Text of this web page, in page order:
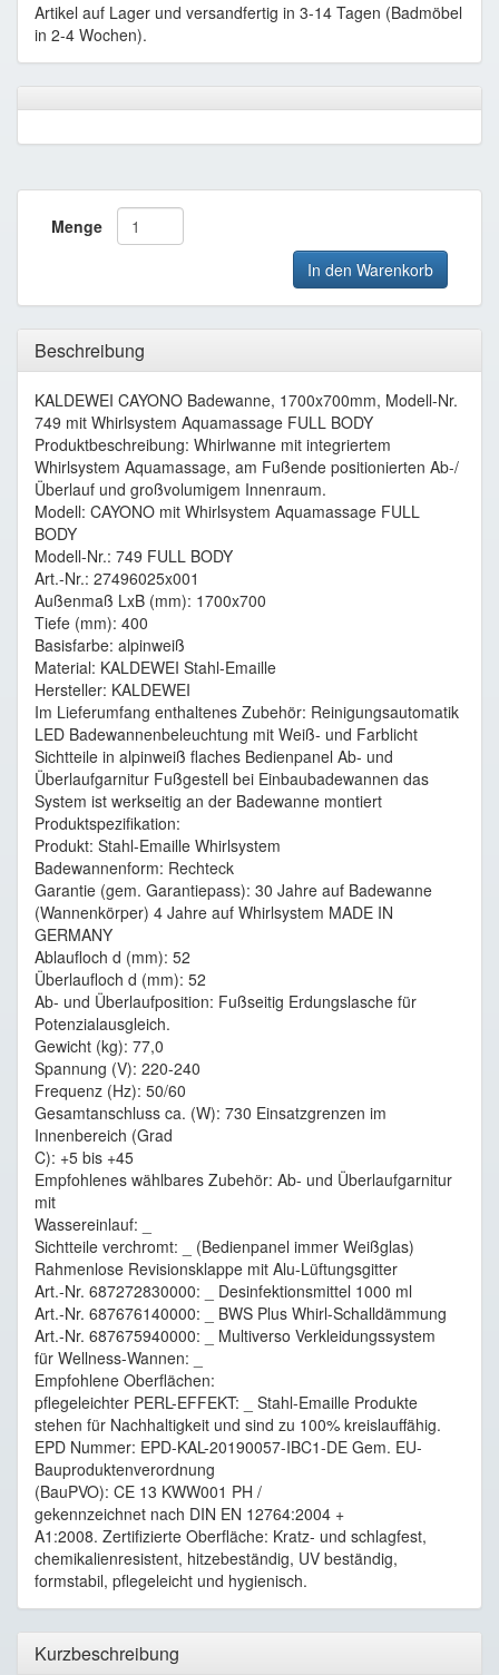
Artikel auf Lager und versandfertig in 3-14 Tagen (Badmöbel
in 2-4 Wochen).
Menge
In den Warenkorb
Beschreibung
KALDEWEI CAYONO Badewanne, 1700x700mm, Modell-Nr.
749 mit Whirlsystem Aquamassage FULL BODY
Produktbeschreibung: Whirlwanne mit integriertem
Whirlsystem Aquamassage, am Fußende positionierten Ab-/
Überlauf und großvolumigem Innenraum.
Modell: CAYONO mit Whirlsystem Aquamassage FULL
BODY
Modell-Nr.: 749 FULL BODY
Art.-Nr.: 27496025x001
Außenmaß LxB (mm): 1700x700
Tiefe (mm): 400
Basisfarbe: alpinweiß
Material: KALDEWEI Stahl-Emaille
Hersteller: KALDEWEI
Im Lieferumfang enthaltenes Zubehör: Reinigungsautomatik
LED Badewannenbeleuchtung mit Weiß- und Farblicht
Sichtteile in alpinweiß flaches Bedienpanel Ab- und
Überlaufgarnitur Fußgestell bei Einbaubadewannen das
System ist werkseitig an der Badewanne montiert
Produktspezifikation:
Produkt: Stahl-Emaille Whirlsystem
Badewannenform: Rechteck
Garantie (gem. Garantiepass): 30 Jahre auf Badewanne
(Wannenkörper) 4 Jahre auf Whirlsystem MADE IN
GERMANY
Ablaufloch d (mm): 52
Überlaufloch d (mm): 52
Ab- und Überlaufposition: Fußseitig Erdungslasche für
Potenzialausgleich.
Gewicht (kg): 77,0
Spannung (V): 220-240
Frequenz (Hz): 50/60
Gesamtanschluss ca. (W): 730 Einsatzgrenzen im
Innenbereich (Grad
C): +5 bis +45
Empfohlenes wählbares Zubehör: Ab- und Überlaufgarnitur
mit
Wassereinlauf: _
Sichtteile verchromt: _ (Bedienpanel immer Weißglas)
Rahmenlose Revisionsklappe mit Alu-Lüftungsgitter
Art.-Nr. 687272830000: _ Desinfektionsmittel 1000 ml
Art.-Nr. 687676140000: _ BWS Plus Whirl-Schalldämmung
Art.-Nr. 687675940000: _ Multiverso Verkleidungssystem
für Wellness-Wannen: _
Empfohlene Oberflächen:
pflegeleichter PERL-EFFEKT: _ Stahl-Emaille Produkte
stehen für Nachhaltigkeit und sind zu 100% kreislauffähig.
EPD Nummer: EPD-KAL-20190057-IBC1-DE Gem. EU-
Bauproduktenverordnung
(BauPVO): CE 13 KWW001 PH /
gekennzeichnet nach DIN EN 12764:2004 +
A1:2008. Zertifizierte Oberfläche: Kratz- und schlagfest,
chemikalienresistent, hitzebeständig, UV beständig,
formstabil, pflegeleicht und hygienisch.
Kurzbeschreibung